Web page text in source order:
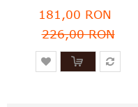
181,00 RON
226,00 RON